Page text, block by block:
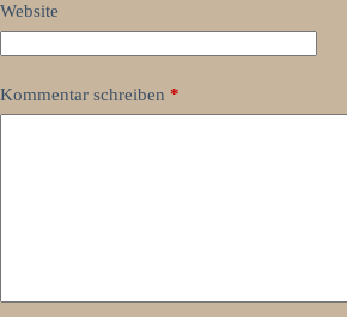
Website
Kommentar schreiben *